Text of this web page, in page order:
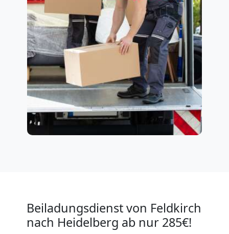
Beiladungsdienst von Feldkirch
nach Heidelberg ab nur 285€!